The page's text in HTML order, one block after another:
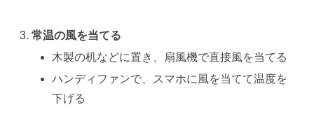
常温の風を当てる
木製の机などに置き、扇風機で直接風を当てる
ハンディファンで、スマホに風を当てて温度を
下げる